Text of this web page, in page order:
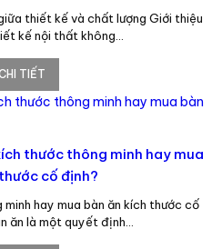
thiết kế và chất lượng Giới thiệu
kế nội thất không…
TIẾT
thước thông minh hay mua
cố định?
hay mua bàn ăn kích thước cố
ăn là một quyết định…